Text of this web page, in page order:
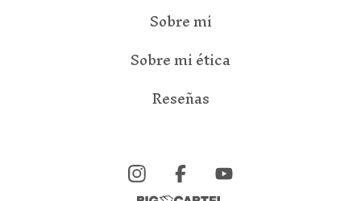
Sobre mi
Sobre mi ética
Reseñas